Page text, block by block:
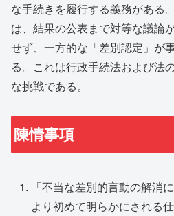
な手続きを履行する義務がある
は、結果の公表まで対等な議論
せず、一方的な「差別認定」が
る。これは行政手続法および法
な挑戦である。
陳情事項
「不当な差別的言動の解消
より初めて明らかにされる